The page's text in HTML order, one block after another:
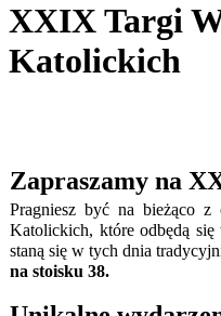
XXIX Targi
Katolickich
Zapraszamy na
Pragniesz być na bieżąco
Katolickich, które odbędą
staną się w tych dnia
na stoisku 38.